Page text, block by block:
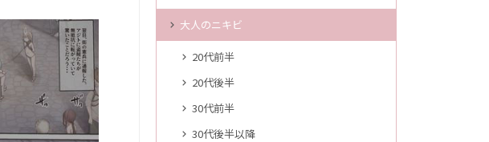
大人のニキビ
20代前半
20代後半
30代前半
30代後半以降